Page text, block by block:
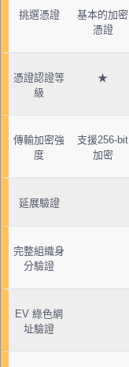
挑選憑證
基本的加密
憑證
憑證認證等
級
★
傳輸加密強
度
支援256-bit
加密
延展驗證
完整組織身
分驗證
EV 綠色網
址驗證